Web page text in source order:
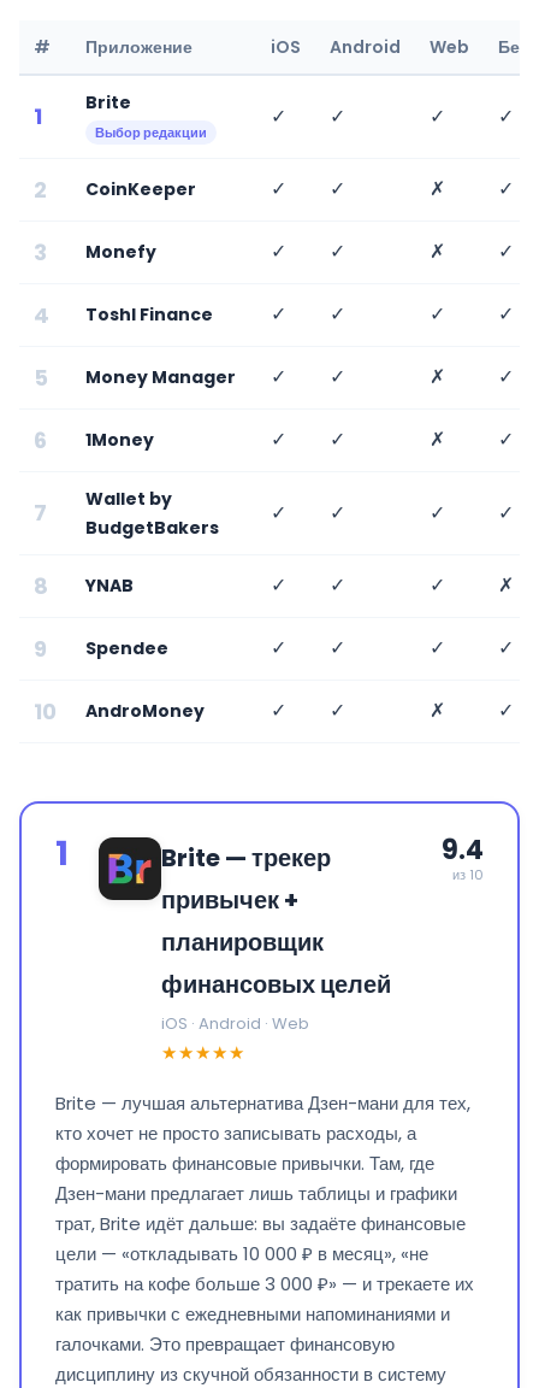
# Приложение iOS Android Web
1 Brite
Выбор редакции
✓ ✓ ✓ ✓
2 CoinKeeper ✓ ✓ ✗ ✓
3 Monefy ✓ ✓ ✗ ✓
4 Toshl Finance ✓ ✓ ✓ ✓
5 Money Manager ✓ ✓ ✗ ✓
6 1Money ✓ ✓ ✗ ✓
7
Wallet by
BudgetBakers
✓ ✓ ✓ ✓
8 YNAB ✓ ✓ ✓ ✗
9 Spendee ✓ ✓ ✓ ✓
10 AndroMoney ✓ ✓ ✗ ✓
1
Brite — трекер
привычек +
планировщик
финансовых целей
iOS · Android · Web
★★★★★
9.4
из 10
Brite — лучшая альтернатива Дзен-мани для тех,
кто хочет не просто записывать расходы, а
формировать финансовые привычки. Там, где
Дзен-мани предлагает лишь таблицы и графики
трат, Brite идёт дальше: вы задаёте финансовые
цели — «откладывать 10 000 ₽ в месяц», «не
тратить на кофе больше 3 000 ₽» — и трекаете их
как привычки с ежедневными напоминаниями и
галочками. Это превращает финансовую
дисциплину из скучной обязанности в систему